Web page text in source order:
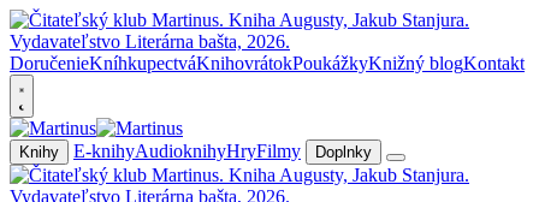
DoručenieKníhkupectváKnihovrátokPoukážkyKnižný blogKontakt
Knihy E-knihyAudioknihyHryFilmy Doplnky